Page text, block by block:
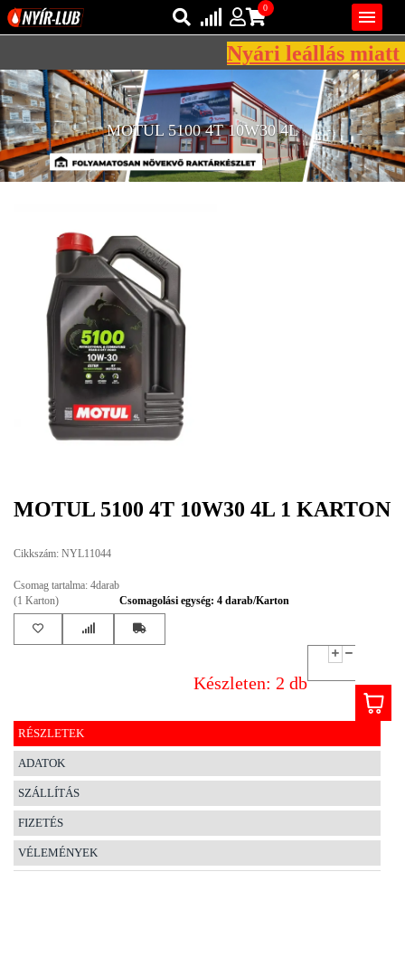
REGISZTRÁCIÓ
KENŐANYAGOK
MÁRKÁK
NORMÁK
VISZKOZITÁSOK
ADALÉKOK
EGYÉB
INFO
TELEFONOS
(HÉTFŐTŐL PÉNTEKIG 8-17H)
+36 70 673 9291
+36 70 674 0983
NYIRLUBKFT@GMAIL.COM
(ebédidő 12.00-12.30 között)

Bejelentkezés
Regisztráció
0
AZ ÖN KOSARA ÜRES
Nyári leállás miatt
MOTUL 5100 4T 10W30 4L
MOTUL 5100 4T 10W30 4L 1 KARTON
Cikkszám: NYL11044
Csomag tartalma: 4darab
(1 Karton)
Csomagolási egység: 4 darab/Karton
Készleten: 2 db
RÉSZLETEK
ADATOK
SZÁLLÍTÁS
FIZETÉS
VÉLEMÉNYEK